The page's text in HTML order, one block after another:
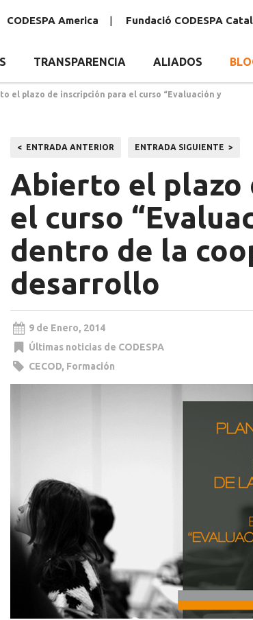
CODESPA America Fundació CODESPA
TRANSPARENCIA ALIADOS
el plazo de inscripción para el curso “Evaluación y
Navegación
de
entradas
ENTRADA ANTERIOR ENTRADA SIGUIENTE
Abierto el plazo
el curso
dentro de la
desarrollo
9 de Enero, 2014
Últimas noticias de CODESPA
CECOD, Formación